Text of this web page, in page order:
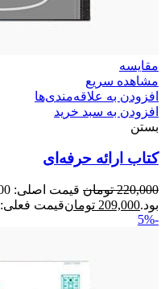
مقایسه
مشاهده سریع
افزودن به علاقه‌مندی‌ها
افزودن به سبد خرید
بستن
کتاب ارائه حرفه‌ای
220,000 تومان
بود.209,000 تومانقیمت فعلی: 209,000 تومان.
-5%